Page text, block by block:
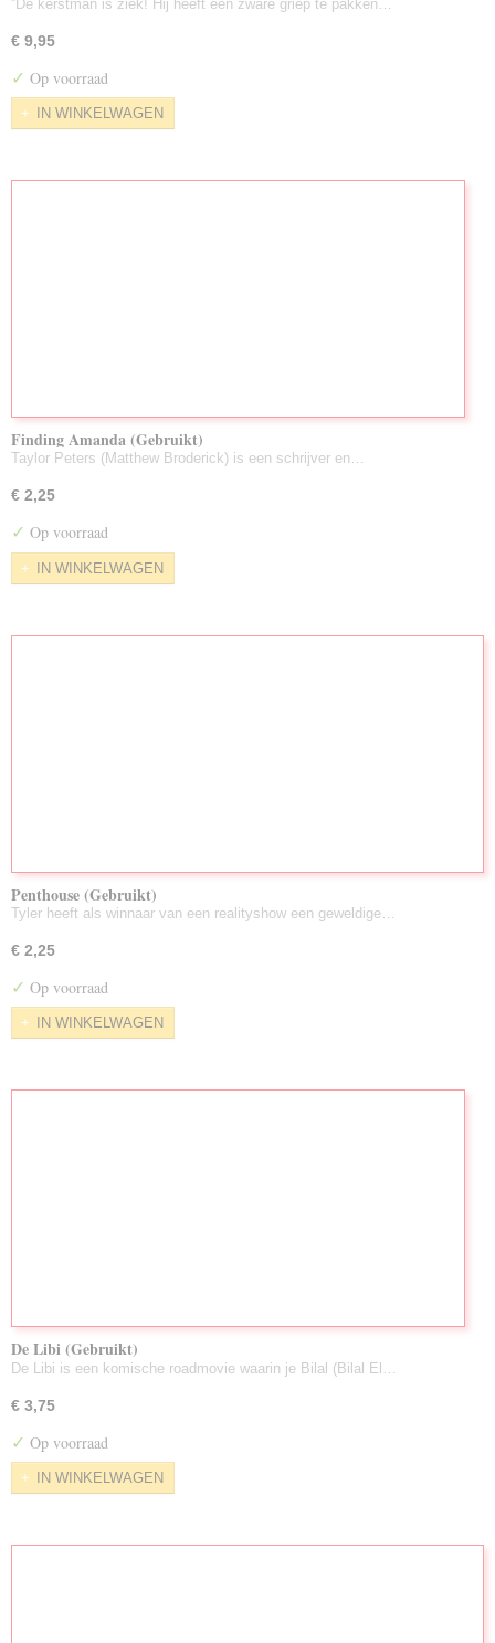
''De kerstman is ziek! Hij heeft een zware griep te pakken…
€ 9,95
✓ Op voorraad
IN WINKELWAGEN
Finding Amanda (Gebruikt)
Taylor Peters (Matthew Broderick) is een schrijver en…
€ 2,25
✓ Op voorraad
IN WINKELWAGEN
Penthouse (Gebruikt)
Tyler heeft als winnaar van een realityshow een geweldige…
€ 2,25
✓ Op voorraad
IN WINKELWAGEN
De Libi (Gebruikt)
De Libi is een komische roadmovie waarin je Bilal (Bilal El…
€ 3,75
✓ Op voorraad
IN WINKELWAGEN